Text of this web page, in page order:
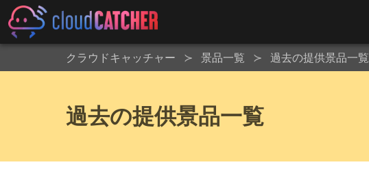
クラウドキャッチャー 景品一覧 過去の提供景品一覧
過去の提供景品一覧